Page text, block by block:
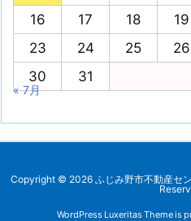
16
17 18 19
23
24 25 26
30
31
« 7月
Copyright © 2026 ふじみ野市不動産セ
WordPress Luxeritas Theme is